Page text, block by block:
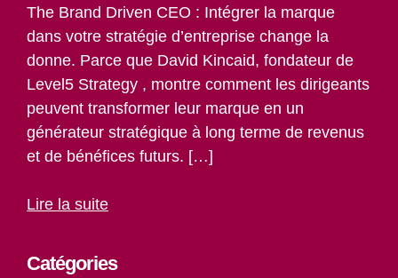
The Brand Driven CEO : Intégrer la marque
dans votre stratégie d’entreprise change la
donne. Parce que David Kincaid, fondateur de
Level5 Strategy , montre comment les dirigeants
peuvent transformer leur marque en un
générateur stratégique à long terme de revenus
et de bénéfices futurs. […]
Lire la suite
Catégories